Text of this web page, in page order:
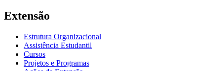
Extensão
Estrutura Organizacional
Assistência Estudantil
Cursos
Projetos e Programas